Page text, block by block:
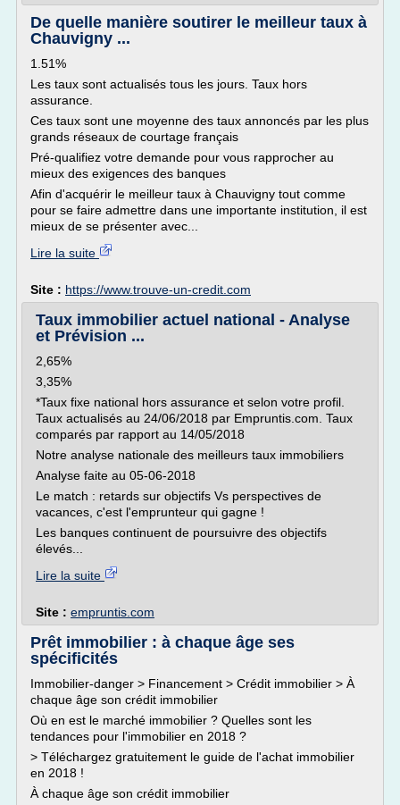
De quelle manière soutirer le meilleur taux à
Chauvigny ...
1.51%
Les taux sont actualisés tous les jours. Taux hors
assurance.
Ces taux sont une moyenne des taux annoncés par les plus
grands réseaux de courtage français
Pré-qualifiez votre demande pour vous rapprocher au
mieux des exigences des banques
Afin d'acquérir le meilleur taux à Chauvigny tout comme
pour se faire admettre dans une importante institution, il est
mieux de se présenter avec...
Lire la suite
Site : https://www.trouve-un-credit.com
Taux immobilier actuel national - Analyse
et Prévision ...
2,65%
3,35%
*Taux fixe national hors assurance et selon votre profil.
Taux actualisés au 24/06/2018 par Empruntis.com. Taux
comparés par rapport au 14/05/2018
Notre analyse nationale des meilleurs taux immobiliers
Analyse faite au 05-06-2018
Le match : retards sur objectifs Vs perspectives de
vacances, c'est l'emprunteur qui gagne !
Les banques continuent de poursuivre des objectifs
élevés...
Lire la suite
Site : empruntis.com
Prêt immobilier : à chaque âge ses
spécificités
Immobilier-danger > Financement > Crédit immobilier > À
chaque âge son crédit immobilier
Où en est le marché immobilier ? Quelles sont les
tendances pour l'immobilier en 2018 ?
> Téléchargez gratuitement le guide de l'achat immobilier
en 2018 !
À chaque âge son crédit immobilier